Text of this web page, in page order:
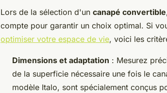
Lors de la sélection d'un canapé convertible
compte pour garantir un choix optimal. Si
optimiser votre espace de vie, voici les
Dimensions et adaptation : Mesurez
de la superficie nécessaire une fois le
modèle Italo, sont spécialement conçus